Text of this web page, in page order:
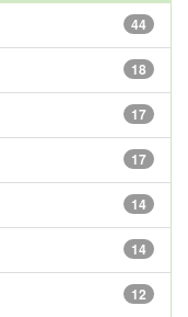
44
18
17
17
14
14
12